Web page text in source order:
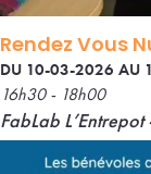
Rendez Vous
DU 10-03-2026 AU
16h30 - 18h00
FabLab